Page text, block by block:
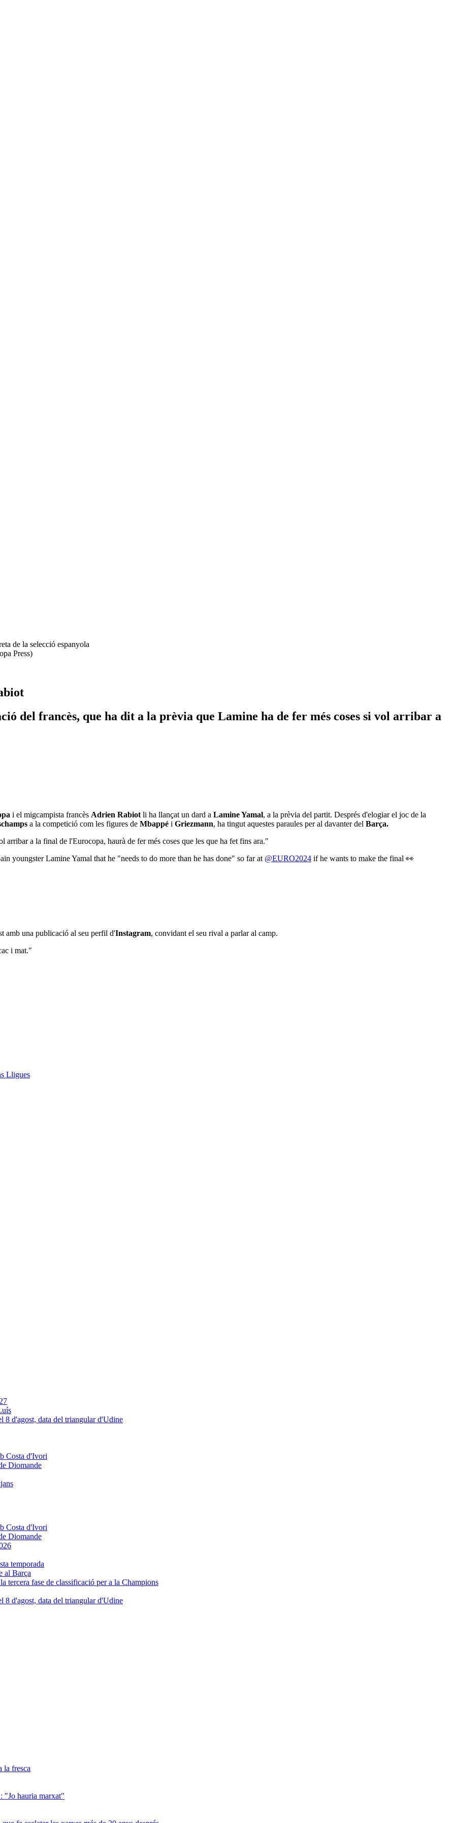
Press)
del francès, que ha dit a la prèvia que Lamine ha de fer més coses si vol arribar a
i el migcampista francès Adrien Rabiot li ha llançat un dard a Lamine Yamal, a la prèvia del partit. Després d'elogiar el joc de la
a la competició com les figures de Mbappé i Griezmann, ha tingut aquestes paraules per al davanter del Barça.
a la final de l'Eurocopa, haurà de fer més coses que les que ha fet fins ara."
youngster Lamine Yamal that he "needs to do more than he has done" so far at @EURO2024 if he wants to make the final 👀
amb una publicació al seu perfil d'Instagram, convidant el seu rival a parlar al camp.
i mat."
Lligues
Diomande
Diomande
al Barça
la fresca
"Jo hauria marxat"